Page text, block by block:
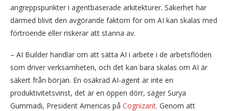
angreppspunkter i agentbaserade arkitekturer. Säkerhet har
därmed blivit den avgörande faktorn för om AI kan skalas med
förtroende eller riskerar att stanna av.
– AI Builder handlar om att sätta AI i arbete i de arbetsflöden
som driver verksamheten, och det kan bara skalas om AI är
säkert från början. En osäkrad AI-agent är inte en
produktivitetsvinst, det är en öppen dörr, säger Surya
Gummadi, President Americas på Cognizant. Genom att